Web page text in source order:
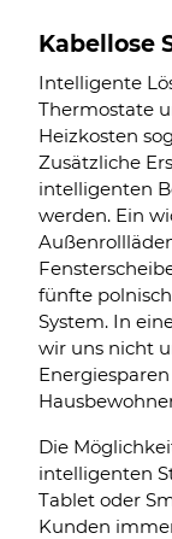
Kabellose
Intelligente
Thermostate
Heizkosten
Zusätzliche
intelligenten
werden. Ein
fünfte
System. In
wir uns nicht
Die
intelligenten
Tablet oder
Kunden